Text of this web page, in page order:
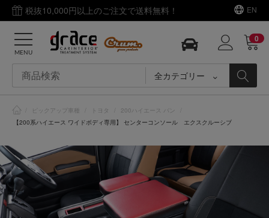
税抜10,000円以上のご注文で送料無料！ EN
全カテゴリー
0
MENU
ピックアップ車種 トヨタ 200ハイエース バン
【200系ハイエース ワイドボディ専用】 センターコンソール エクスクルーシブ